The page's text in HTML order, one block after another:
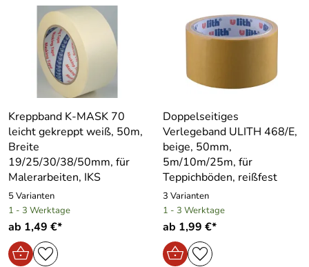
Kreppband K-MASK 70
leicht gekreppt weiß, 50m,
Breite
19/25/30/38/50mm, für
Malerarbeiten, IKS
5 Varianten
1 - 3 Werktage
ab 1,49 €*
Doppelseitiges
Verlegeband ULITH 468/E,
beige, 50mm,
5m/10m/25m, für
Teppichböden, reißfest
3 Varianten
1 - 3 Werktage
ab 1,99 €*